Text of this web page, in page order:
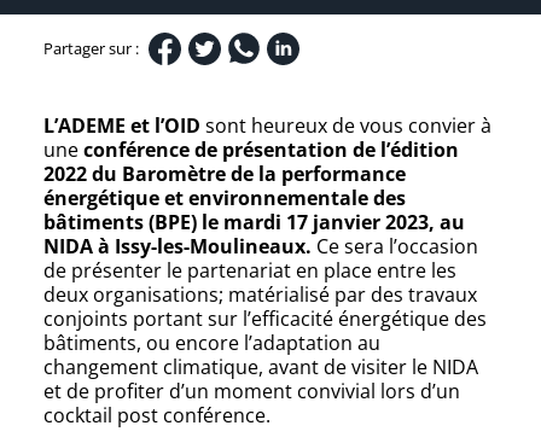
Partager sur :
L’ADEME et l’OID sont heureux de vous convier à
uneconférence de présentation de l’édition
2022 du Baromètre de la performance
énergétique et environnementale des
bâtiments (BPE) le mardi 17 janvier 2023, au
NIDA à Issy-les-Moulineaux. Ce sera l’occasion
de présenter le partenariat en place entre les
deux organisations; matérialisé par des travaux
conjoints portant sur l’efficacité énergétique des
bâtiments, ou encore l’adaptation au
changement climatique, avant de visiter le NIDA
et de profiter d’un moment convivial lors d’un
cocktail post conférence.